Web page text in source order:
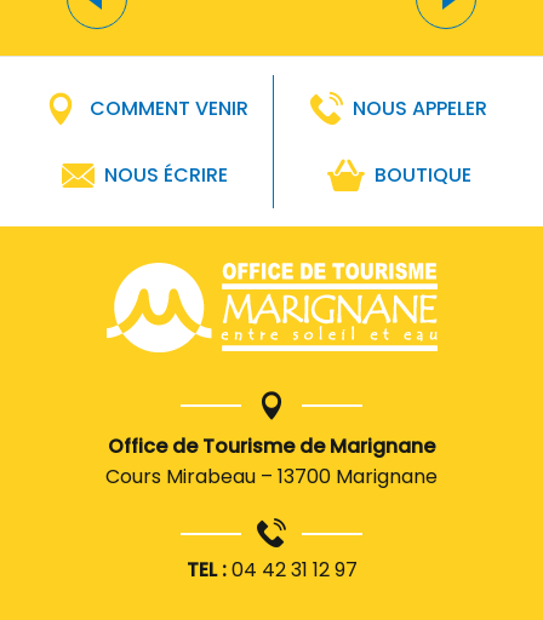
Marignane aéronautique
COMMENT VENIR NOUS APPELER
NOUS ÉCRIRE BOUTIQUE
Office de Tourisme de Marignane
Cours Mirabeau – 13700 Marignane
TEL :04 42 31 12 97